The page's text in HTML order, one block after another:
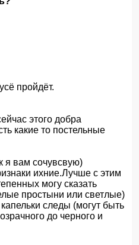
пройдёт.
этого добра
какие то постельные
я вам сочувсвую)
ихние.Лучше с этим
могу сказать
простыни или светлые)
следы (могут быть
до черного и